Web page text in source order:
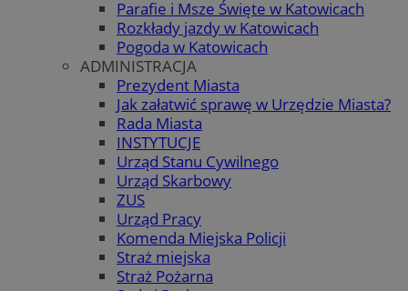
Parafie i Msze Święte w Katowicach
Rozkłady jazdy w Katowicach
Pogoda w Katowicach
ADMINISTRACJA
Prezydent Miasta
Jak załatwić sprawę w Urzędzie Miasta?
Rada Miasta
INSTYTUCJE
Urząd Stanu Cywilnego
Urząd Skarbowy
ZUS
Urząd Pracy
Komenda Miejska Policji
Straż miejska
Straż Pożarna